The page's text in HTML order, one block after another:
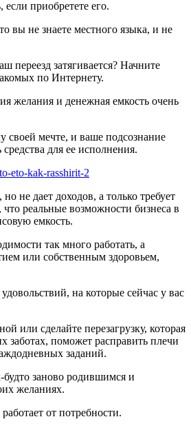
если приобретете его.
вы не знаете местного языка, и не
переезд затягивается? Начните
по Интернету.
желания и денежная емкость очень
своей мечте, и ваше подсознание
для ее исполнения.
не дает доходов, а только требует
что реальные возможности бизнеса в
емкость.
так много работать, а
или собственным здоровьем,
на которые сейчас у вас
или сделайте перезагрузку, которая
заботах, поможет расправить плечи
заданий.
будто заново родившимся и
желаниях.
от потребности.